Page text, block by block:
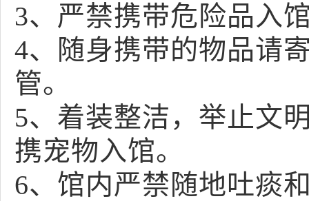
3、严禁携带危险品入
4、随身携带的物品请
管。
5、着装整洁，举止文
携宠物入馆。
6、馆内严禁随地吐痰